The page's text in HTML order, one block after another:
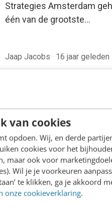
van cookies
opdoen. Wij, en derde
cookies voor het
maar ook voor
Wil je je voorkeuren
te klikken, ga je akkoord
onze cookieverklaring.
Strategies Amsterdam
één van de grootste…
Jaap Jacobs · 16 jaar geleden